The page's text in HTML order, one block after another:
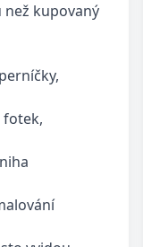
kupovaný
fotek,